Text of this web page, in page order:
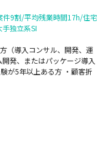
件9割/平均残業時間17h/住宅
独立系SI
（導入コンサル、開発、運
発、またはパッケージ導入
が5年以上ある方 ・顧客折